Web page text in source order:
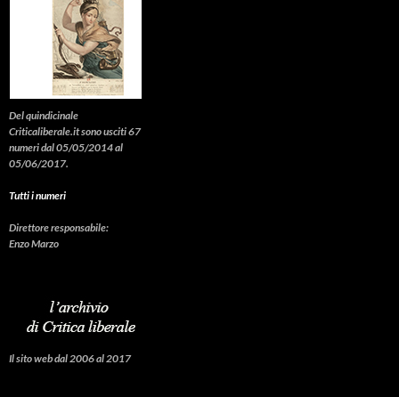
Del quindicinale
Criticaliberale.it sono usciti 67
numeri dal 05/05/2014 al
05/06/2017.
Tutti i numeri
Direttore responsabile:
Enzo Marzo
Il sito web dal 2006 al 2017